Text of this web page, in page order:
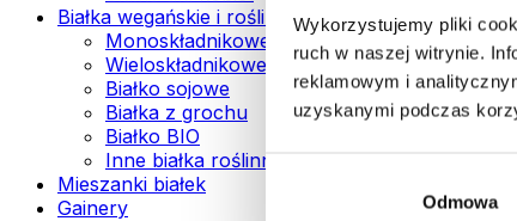
Wykorzystujemy pliki
ruch w naszej witrynie.
reklamowym i
uzyskanymi podczas
Odmowa
Białka wegańskie i roślinne
Monoskładnikowe białka wegańskie
Wieloskładnikowe białka wegańskie
Białko sojowe
Białka z grochu
Białko BIO
Inne białka roślinne
Mieszanki białek
Gainery